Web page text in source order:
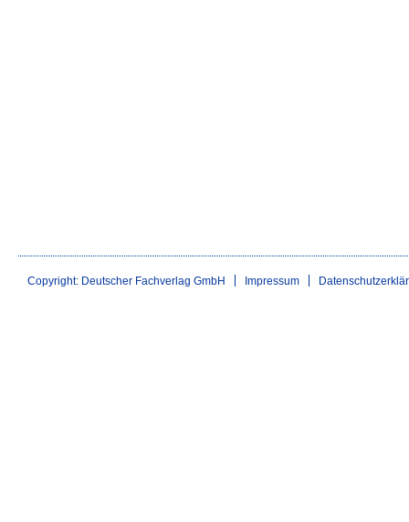
Copyright: Deutscher Fachverlag GmbH Impressum